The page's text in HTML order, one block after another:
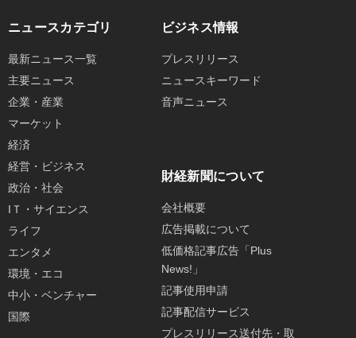
ニュースカテゴリ
最新ニュース一覧
主要ニュース
企業・産業
マーケット
経済
経営・ビジネス
政治・社会
IＴ・サイエンス
ライフ
エンタメ
環境・エコ
中小・ベンチャー
国際
ビジネス情報
プレスリリース
ニュースキーワード
音声ニュース
財経新聞について
会社概要
広告掲載について
低価格記事広告「Plus
News!」
記事使用申請
記事配信サービス
プレスリリース送付先・取